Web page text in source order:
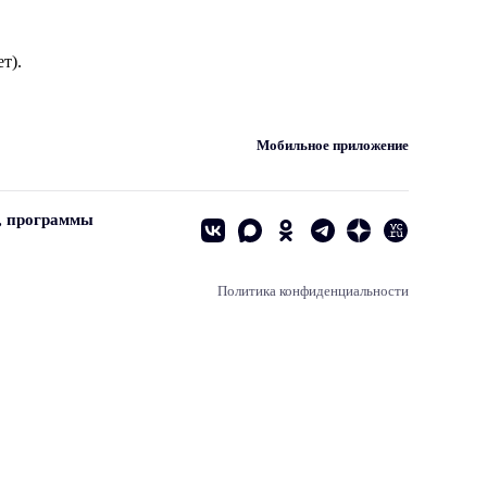
Мобильное приложение
программы
Политика конфиденциальности